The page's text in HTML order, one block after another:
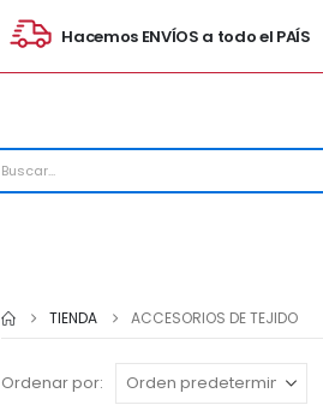
Hacemos ENVÍOS a todo el PAÍS
TIENDA ACCESORIOS DE TEJIDO
Ordenar por: